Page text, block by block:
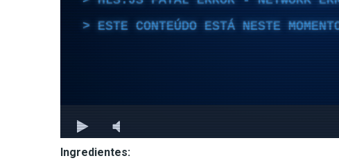
Ingredientes: